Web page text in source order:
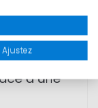
meilleur
à une
Ajustez